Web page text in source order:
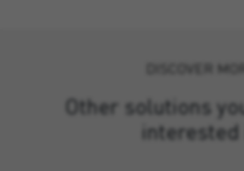
DISCOVER
Other solutions
interested